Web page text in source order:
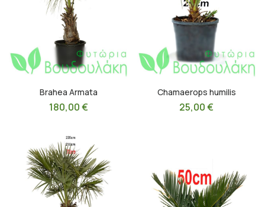
Brahea Armata
180,00€
Chamaerops humilis
25,00€